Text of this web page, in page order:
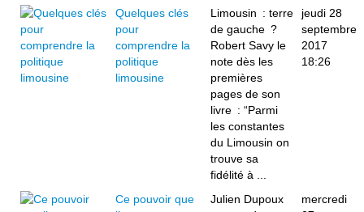
Quelques clés
pour
comprendre la
politique
limousine
­Limousin : terre
de gauche ?
Robert Savy le
note dès les
premières
pages de son
livre : “Parmi
les constantes
du Limousin on
trouve sa
fidélité à ...
jeudi 28
septembre
2017
18:26
Ce pouvoir que
Julien Dupoux
mercredi